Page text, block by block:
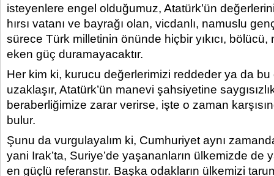
isteyenlere engel olduğumuz, Atatürk’ün
hırsı vatanı ve bayrağı olan, vicdanlı, namuslu
sürece Türk milletinin önünde hiçbir yıkıcı, bölücü,
eken güç duramayacaktır.
Her kim ki, kurucu değerlerimizi reddeder ya da
uzaklaşır, Atatürk’ün manevi şahsiyetine
beraberliğimize zarar verirse, işte o zaman
bulur.
Şunu da vurgulayalım ki, Cumhuriyet aynı
yani Irak’ta, Suriye’de yaşananların ülkemizde de
en güçlü referanstır. Başka odakların ülkemizi